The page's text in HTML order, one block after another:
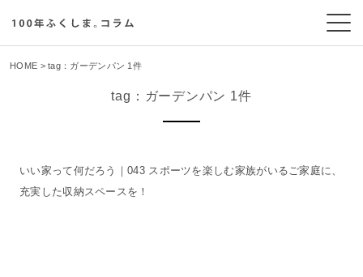
HOME > tag：ガーデンパン 1件
tag：ガーデンパン 1件
いい家って何だろう｜043 スポーツを楽しむ家族がいるご家庭に、
充実した収納スペースを！